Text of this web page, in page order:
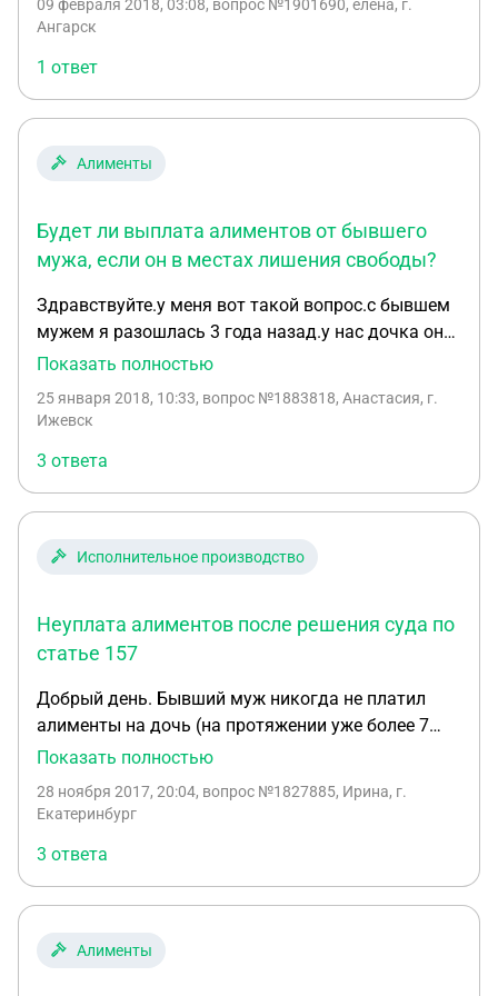
09 февраля 2018, 03:08, вопрос №1901690, елена, г.
Ангарск
1 ответ
Алименты
Будет ли выплата алиментов от бывшего
мужа, если он в местах лишения свободы?
Здравствуйте.у меня вот такой вопрос.с бывшем
мужем я разошлась 3 года назад.у нас дочка он
нам не помогал все эти года.я сейчас хочу подать
местах лишения свободы.как поступить лучше и
Показать полностью
25 января 2018, 10:33, вопрос №1883818, Анастасия, г.
Ижевск
3 ответа
Исполнительное производство
Неуплата алиментов после решения суда по
статье 157
Добрый день. Бывший муж никогда не платил
алименты на дочь (на протяжении уже более 7
лет), долг более 350 т.р., был осуждён по 157 ст.
Прошло уже более полугода. Примерно в это же
обжаловал. Нашим законодательством не
предусмотрено больше никаких рычагов
воздействия на должников? Суд. приставы
говорят, что сделали всё, что могли. Неужели ни
Показать полностью
28 ноября 2017, 20:04, вопрос №1827885, Ирина, г.
Екатеринбург
3 ответа
Алименты